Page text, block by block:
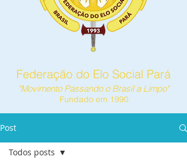
Federação do Elo Social Pará
"Movimento Passando o Brasil a Limpo"
Fundado em 1990
Post
Todos posts